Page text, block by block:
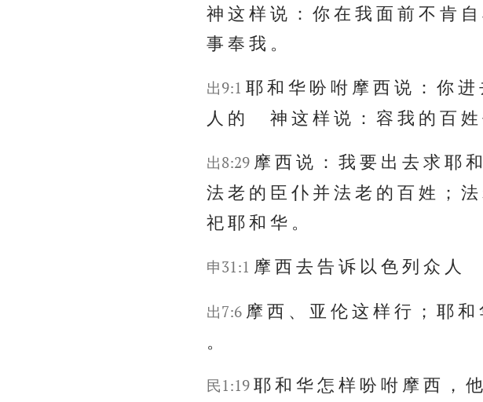
神 这 样 说 ： 你 在 我 面 前 不 肯
事 奉 我 。
出9:1 耶 和 华 吩 咐 摩 西 说 ： 你
人 的 神 这 样 说 ： 容 我 的 百 姓
出8:29 摩 西 说 ： 我 要 出 去 求 耶
法 老 的 臣 仆 并 法 老 的 百 姓 ；
祀 耶 和 华 。
申31:1 摩 西 去 告 诉 以 色 列 众 人
出7:6 摩 西 、 亚 伦 这 样 行 ； 耶
。
民1:19 耶 和 华 怎 样 吩 咐 摩 西 ，